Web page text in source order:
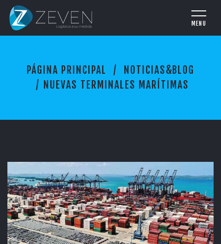
N
U
E
S
M
I
N
A
L
E
S
M
PÁGINA PRINCIPAL
NOTICIAS&BLOG
NUEVAS TERMINALES MARÍTIMAS